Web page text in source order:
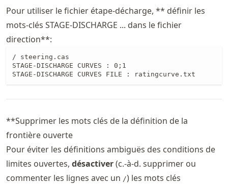
Pour utiliser le fichier étape-décharge, ** définir les
mots-clés STAGE-DISCHARGE ... dans le fichier
direction**:
/ steering.cas
STAGE-DISCHARGE CURVES : 0;1
STAGE-DISCHARGE CURVES FILE : ratingcurve.txt
**Supprimer les mots clés de la définition de la
frontière ouverte
Pour éviter les définitions ambiguës des conditions de
limites ouvertes, désactiver(c.-à-d. supprimer ou
commenter les lignes avec un /) les mots clés